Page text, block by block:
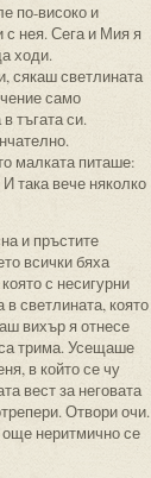
по-високо и
с нея. Сега и Мия я
ходи.
сякаш светлината
само
тъгата си.
малката питаше:
така вече няколко
и пръстите
всички бяха
с несигурни
светлината, която
вихър я отнесе
трима. Усещаше
в който се чу
вест за неговата
Отвори очи.
неритмично се